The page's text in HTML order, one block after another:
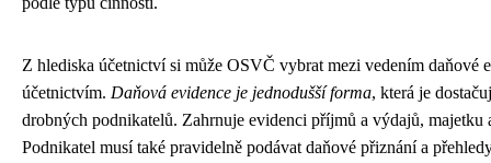
Z hlediska účetnictví si může OSVČ vybrat mezi vedením daňové
účetnictvím. Daňová evidence je jednodušší forma, která je
drobných podnikatelů. Zahrnuje evidenci příjmů a výdajů, majetku
Podnikatel musí také pravidelně podávat daňové přiznání a